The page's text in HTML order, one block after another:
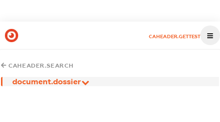
CAHEADER.GETTEST
CAHEADER.SEARCH
document.dossier